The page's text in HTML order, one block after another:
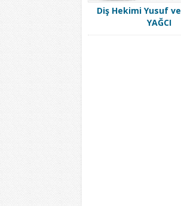
Diş Hekimi Yusuf
YAĞCI